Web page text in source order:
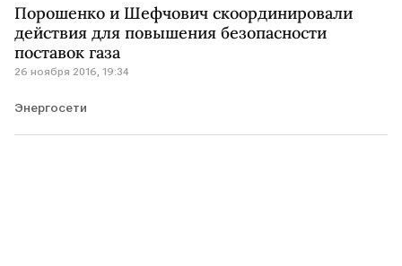
Порошенко и Шефчович скоординировали
действия для повышения безопасности
поставок газа
26 ноября 2016, 19:34
Энергосети